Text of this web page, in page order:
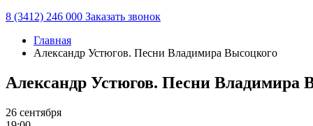
8 (3412) 246 000 Заказать звонок
Главная
Александр Устюгов. Песни Владимира Высоцкого
Александр Устюгов. Песни Владимира
26 сентября